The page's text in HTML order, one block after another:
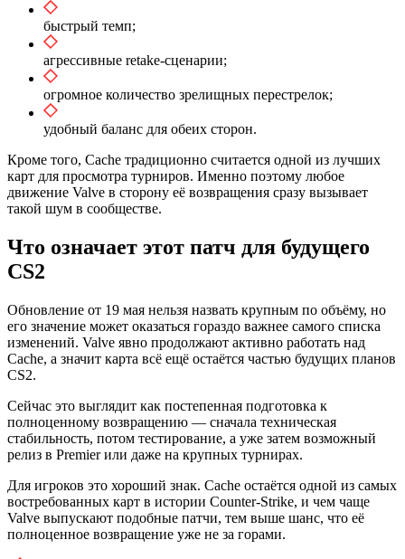
быстрый темп;
агрессивные retake-сценарии;
огромное количество зрелищных перестрелок;
удобный баланс для обеих сторон.
Кроме того, Cache традиционно считается одной из лучших
карт для просмотра турниров. Именно поэтому любое
движение Valve в сторону её возвращения сразу вызывает
такой шум в сообществе.
Что означает этот патч для будущего
CS2
Обновление от 19 мая нельзя назвать крупным по объёму, но
его значение может оказаться гораздо важнее самого списка
изменений. Valve явно продолжают активно работать над
Cache, а значит карта всё ещё остаётся частью будущих планов
CS2.
Сейчас это выглядит как постепенная подготовка к
полноценному возвращению — сначала техническая
стабильность, потом тестирование, а уже затем возможный
релиз в Premier или даже на крупных турнирах.
Для игроков это хороший знак. Cache остаётся одной из самых
востребованных карт в истории Counter-Strike, и чем чаще
Valve выпускают подобные патчи, тем выше шанс, что её
полноценное возвращение уже не за горами.